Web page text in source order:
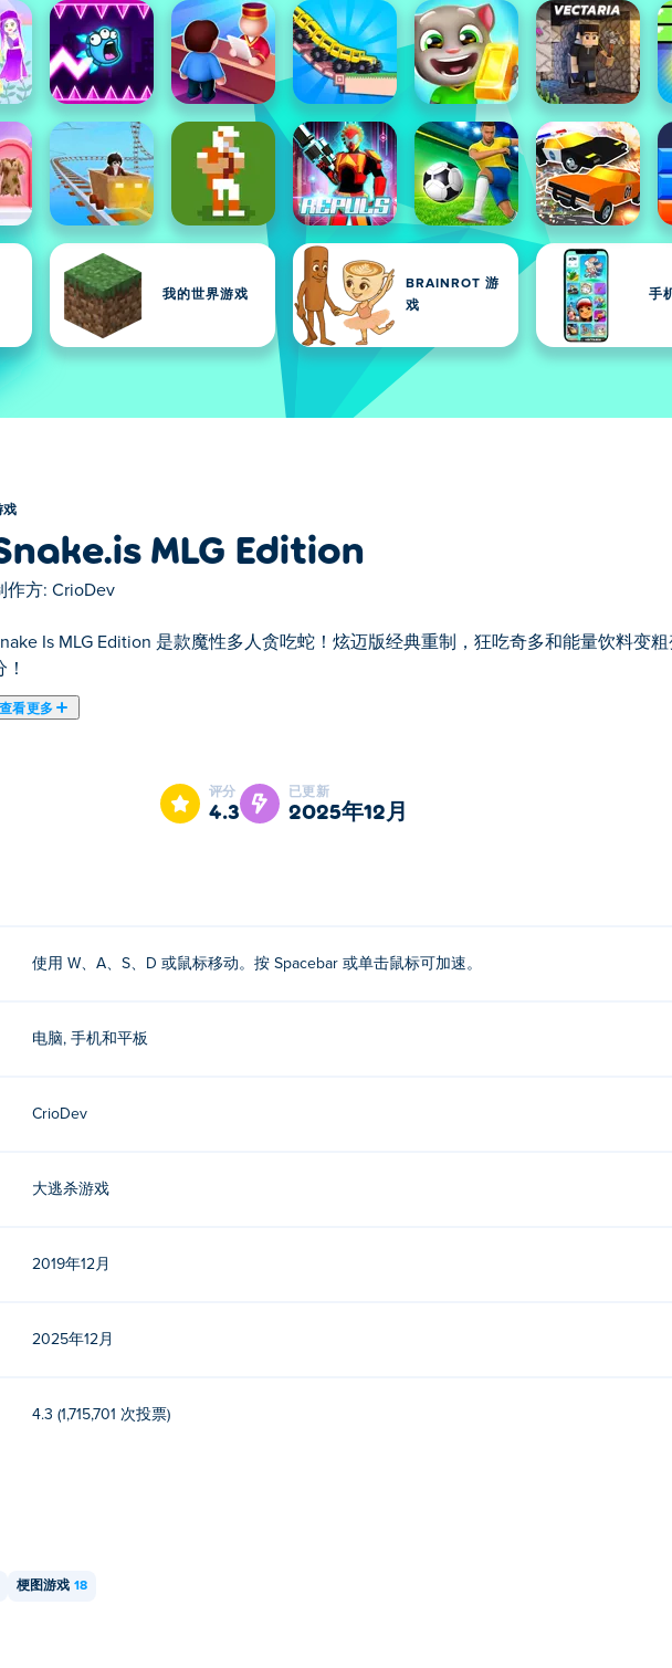
我的世界游戏
BRAINROT 游
戏
手
戏
MLG Edition
作方: CrioDev
Is MLG Edition 是款魔性多人贪吃蛇！炫迈版经典重制，狂吃奇多和能量饮料变
！
查看更多
MLG Edition是我们的精选之一。
评分
4.3
已更新
2025年12月
使用 W、A、S、D 或鼠标移动。按 Spacebar 或单击鼠标可加速。
电脑, 手机和平板
CrioDev
大逃杀游戏
2019年12月
2025年12月
4.3 (1,715,701 次投票)
梗图游戏 18